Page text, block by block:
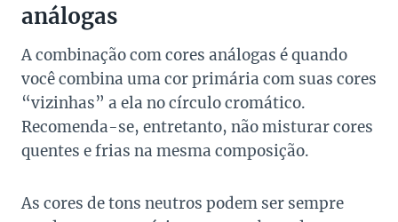
análogas
A combinação com cores análogas é quando
você combina uma cor primária com suas cores
“vizinhas” a ela no círculo cromático.
Recomenda-se, entretanto, não misturar cores
quentes e frias na mesma composição.
As cores de tons neutros podem ser sempre